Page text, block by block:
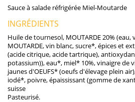
Sauce à salade réfrigérée Miel-Moutarde
INGRÉDIENTS
Huile de tournesol, MOUTARDE 20% (eau,
MOUTARDE, vin blanc, sucre*, épices et
(acide citrique, acide tartrique),
potassium)), eau*, miel* 10%, vinaigre de
jaunes d'OEUFS* (oeufs d'élevage plein
iodé*, poivre, épaississant (gomme de
suisse
Pasteurisé.